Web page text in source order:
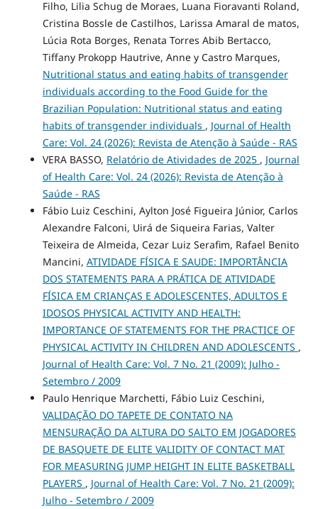
Filho, Lilia Schug de Moraes, Luana Fioravanti Roland,
Cristina Bossle de Castilhos, Larissa Amaral de matos,
Lúcia Rota Borges, Renata Torres Abib Bertacco,
Tiffany Prokopp Hautrive, Anne y Castro Marques,
Nutritional status and eating habits of transgender
individuals according to the Food Guide for the
Brazilian Population: Nutritional status and eating
habits of transgender individuals , Journal of Health
Care: Vol. 24 (2026): Revista de Atenção à Saúde - RAS
VERA BASSO, Relatório de Atividades de 2025 , Journal
of Health Care: Vol. 24 (2026): Revista de Atenção à
Saúde - RAS
Fábio Luiz Ceschini, Aylton José Figueira Júnior, Carlos
Alexandre Falconi, Uirá de Siqueira Farias, Valter
Teixeira de Almeida, Cezar Luiz Serafim, Rafael Benito
Mancini, ATIVIDADE FÍSICA E SAUDE: IMPORTÂNCIA
DOS STATEMENTS PARA A PRÁTICA DE ATIVIDADE
FÍSICA EM CRIANÇAS E ADOLESCENTES, ADULTOS E
IDOSOS PHYSICAL ACTIVITY AND HEALTH:
IMPORTANCE OF STATEMENTS FOR THE PRACTICE OF
PHYSICAL ACTIVITY IN CHILDREN AND ADOLESCENTS ,
Journal of Health Care: Vol. 7 No. 21 (2009): Julho -
Setembro / 2009
Paulo Henrique Marchetti, Fábio Luiz Ceschini,
VALIDAÇÃO DO TAPETE DE CONTATO NA
MENSURAÇÃO DA ALTURA DO SALTO EM JOGADORES
DE BASQUETE DE ELITE VALIDITY OF CONTACT MAT
FOR MEASURING JUMP HEIGHT IN ELITE BASKETBALL
PLAYERS , Journal of Health Care: Vol. 7 No. 21 (2009):
Julho - Setembro / 2009